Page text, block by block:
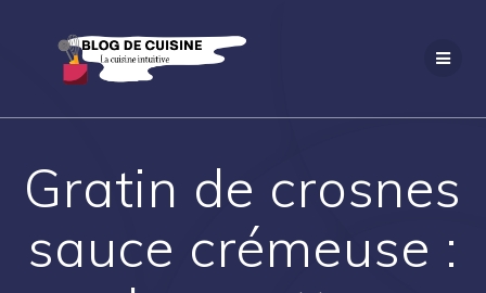
au
Gratin de crosnes
sauce crémeuse :